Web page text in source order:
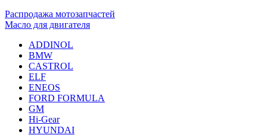
Распродажа мотозапчастей
Масло для двигателя
ADDINOL
BMW
CASTROL
ELF
ENEOS
FORD FORMULA
GM
Hi-Gear
HYUNDAI